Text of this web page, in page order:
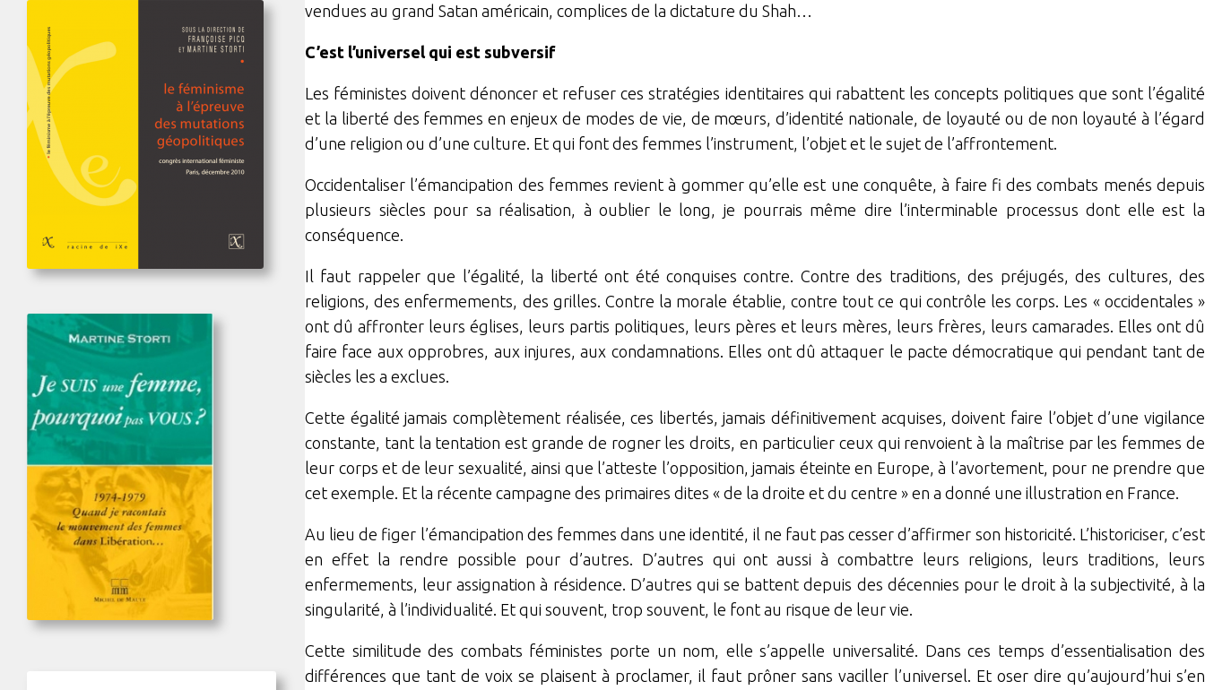
vendues au grand Satan américain, complices de la dictature du Shah…
C’est l’universel qui est subversif
Les féministes doivent dénoncer et refuser ces stratégies identitaires qui rabattent les concepts politiques que sont l’égalité
et la liberté des femmes en enjeux de modes de vie, de mœurs, d’identité nationale, de loyauté ou de non loyauté à l’égard
d’une religion ou d’une culture. Et qui font des femmes l’instrument, l’objet et le sujet de l’affrontement.
Occidentaliser l’émancipation des femmes revient à gommer qu’elle est une conquête, à faire fi des combats menés depuis
plusieurs siècles pour sa réalisation, à oublier le long, je pourrais même dire l’interminable processus dont elle est la
conséquence.
Il faut rappeler que l’égalité, la liberté ont été conquises contre. Contre des traditions, des préjugés, des cultures, des
religions, des enfermements, des grilles. Contre la morale établie, contre tout ce qui contrôle les corps. Les « occidentales »
ont dû affronter leurs églises, leurs partis politiques, leurs pères et leurs mères, leurs frères, leurs camarades. Elles ont dû
faire face aux opprobres, aux injures, aux condamnations. Elles ont dû attaquer le pacte démocratique qui pendant tant de
siècles les a exclues.
Cette égalité jamais complètement réalisée, ces libertés, jamais définitivement acquises, doivent faire l’objet d’une vigilance
constante, tant la tentation est grande de rogner les droits, en particulier ceux qui renvoient à la maîtrise par les femmes de
leur corps et de leur sexualité, ainsi que l’atteste l’opposition, jamais éteinte en Europe, à l’avortement, pour ne prendre que
cet exemple. Et la récente campagne des primaires dites « de la droite et du centre » en a donné une illustration en France.
Au lieu de figer l’émancipation des femmes dans une identité, il ne faut pas cesser d’affirmer son historicité. L’historiciser, c’est
en effet la rendre possible pour d’autres. D’autres qui ont aussi à combattre leurs religions, leurs traditions, leurs
enfermements, leur assignation à résidence. D’autres qui se battent depuis des décennies pour le droit à la subjectivité, à la
singularité, à l’individualité. Et qui souvent, trop souvent, le font au risque de leur vie.
Cette similitude des combats féministes porte un nom, elle s’appelle universalité. Dans ces temps d’essentialisation des
différences que tant de voix se plaisent à proclamer, il faut prôner sans vaciller l’universel. Et oser dire qu’aujourd’hui s’en